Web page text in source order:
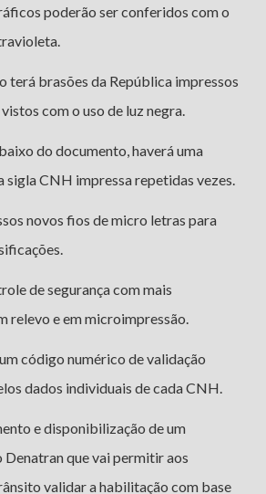
poderão ser conferidos com o
terá brasões da República impressos
com o uso de luz negra.
do documento, haverá uma
sigla CNH impressa repetidas vezes.
novos fios de micro letras para
de segurança com mais
relevo e em microimpressão.
código numérico de validação
dados individuais de cada CNH.
e disponibilização de um
que vai permitir aos
validar a habilitação com base